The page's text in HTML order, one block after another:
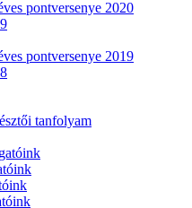
pontversenye 2020
pontversenye 2019
tanfolyam